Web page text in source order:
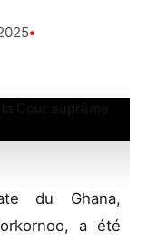
•
du Ghana,
a été